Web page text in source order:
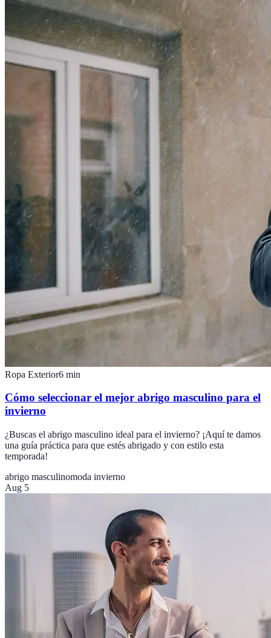
Ropa Exterior6 min
Cómo seleccionar el mejor abrigo masculino para el
invierno
¿Buscas el abrigo masculino ideal para el invierno? ¡Aquí te damos
una guía práctica para que estés abrigado y con estilo esta
temporada!
abrigo masculinomoda invierno
Aug 5